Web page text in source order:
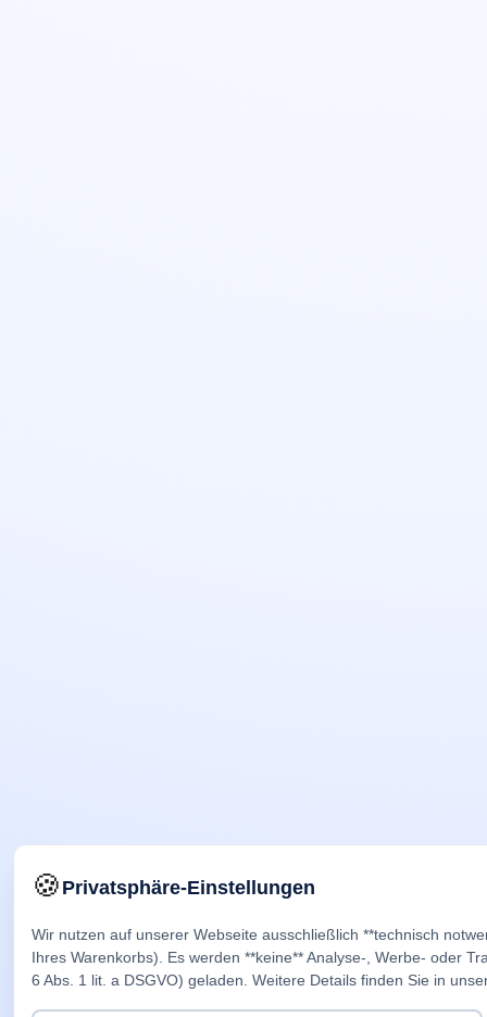
🍪Privatsphäre-Einstellungen
Wir nutzen auf unserer Webseite ausschließlich **technisch
Ihres Warenkorbs). Es werden **keine** Analyse-, Werbe- oder
6 Abs. 1 lit. a DSGVO) geladen. Weitere Details finden Sie in